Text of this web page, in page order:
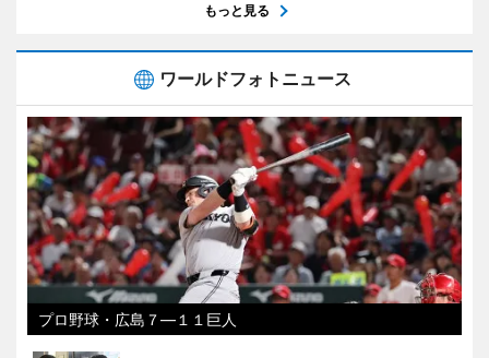
もっと見る
ワールドフォトニュース
プロ野球・広島７―１１巨人